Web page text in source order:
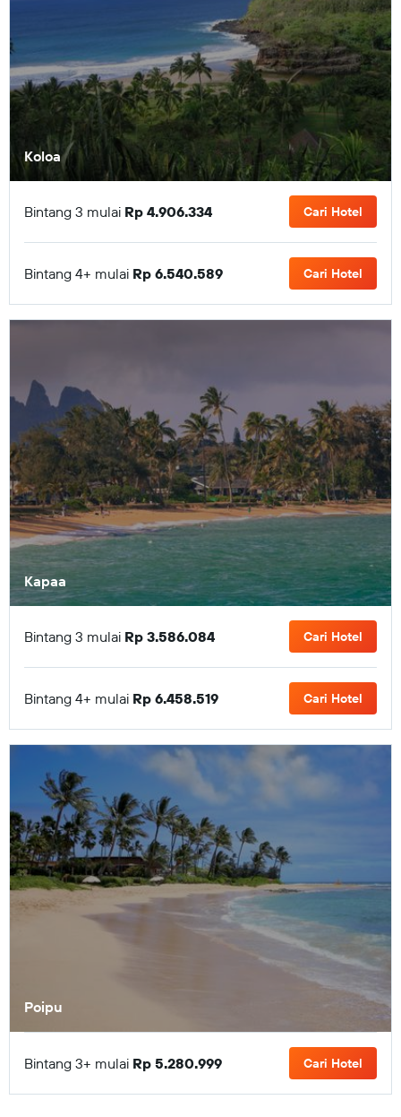
Koloa
Bintang 3 mulai Rp 4.906.334 Cari Hotel
Bintang 4+ mulai Rp 6.540.589 Cari Hotel
Kapaa
Bintang 3 mulai Rp 3.586.084 Cari Hotel
Bintang 4+ mulai Rp 6.458.519 Cari Hotel
Poipu
Bintang 3+ mulai Rp 5.280.999 Cari Hotel